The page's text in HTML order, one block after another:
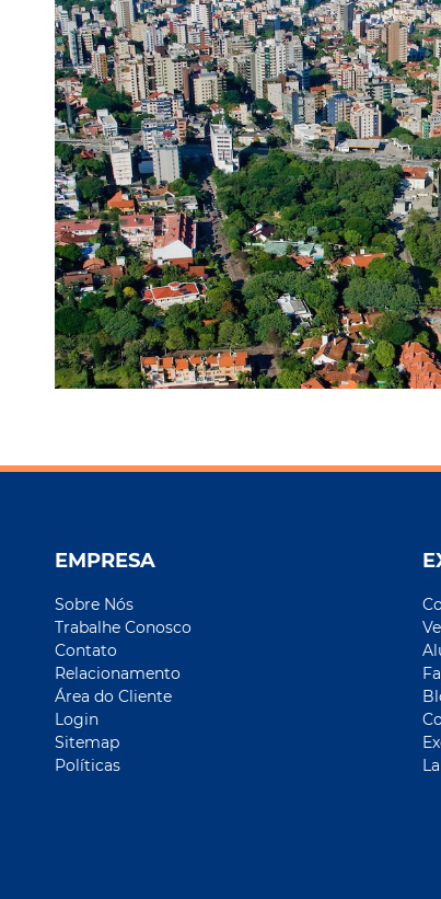
EMPRESA
Sobre Nós
Trabalhe Conosco
Contato
Relacionamento
Área do Cliente
Login
Sitemap
Políticas